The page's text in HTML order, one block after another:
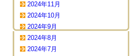
2024年11月
2024年10月
2024年9月
2024年8月
2024年7月